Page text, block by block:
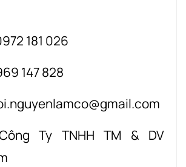
181 026
147 828
Ty TNHH TM & DV